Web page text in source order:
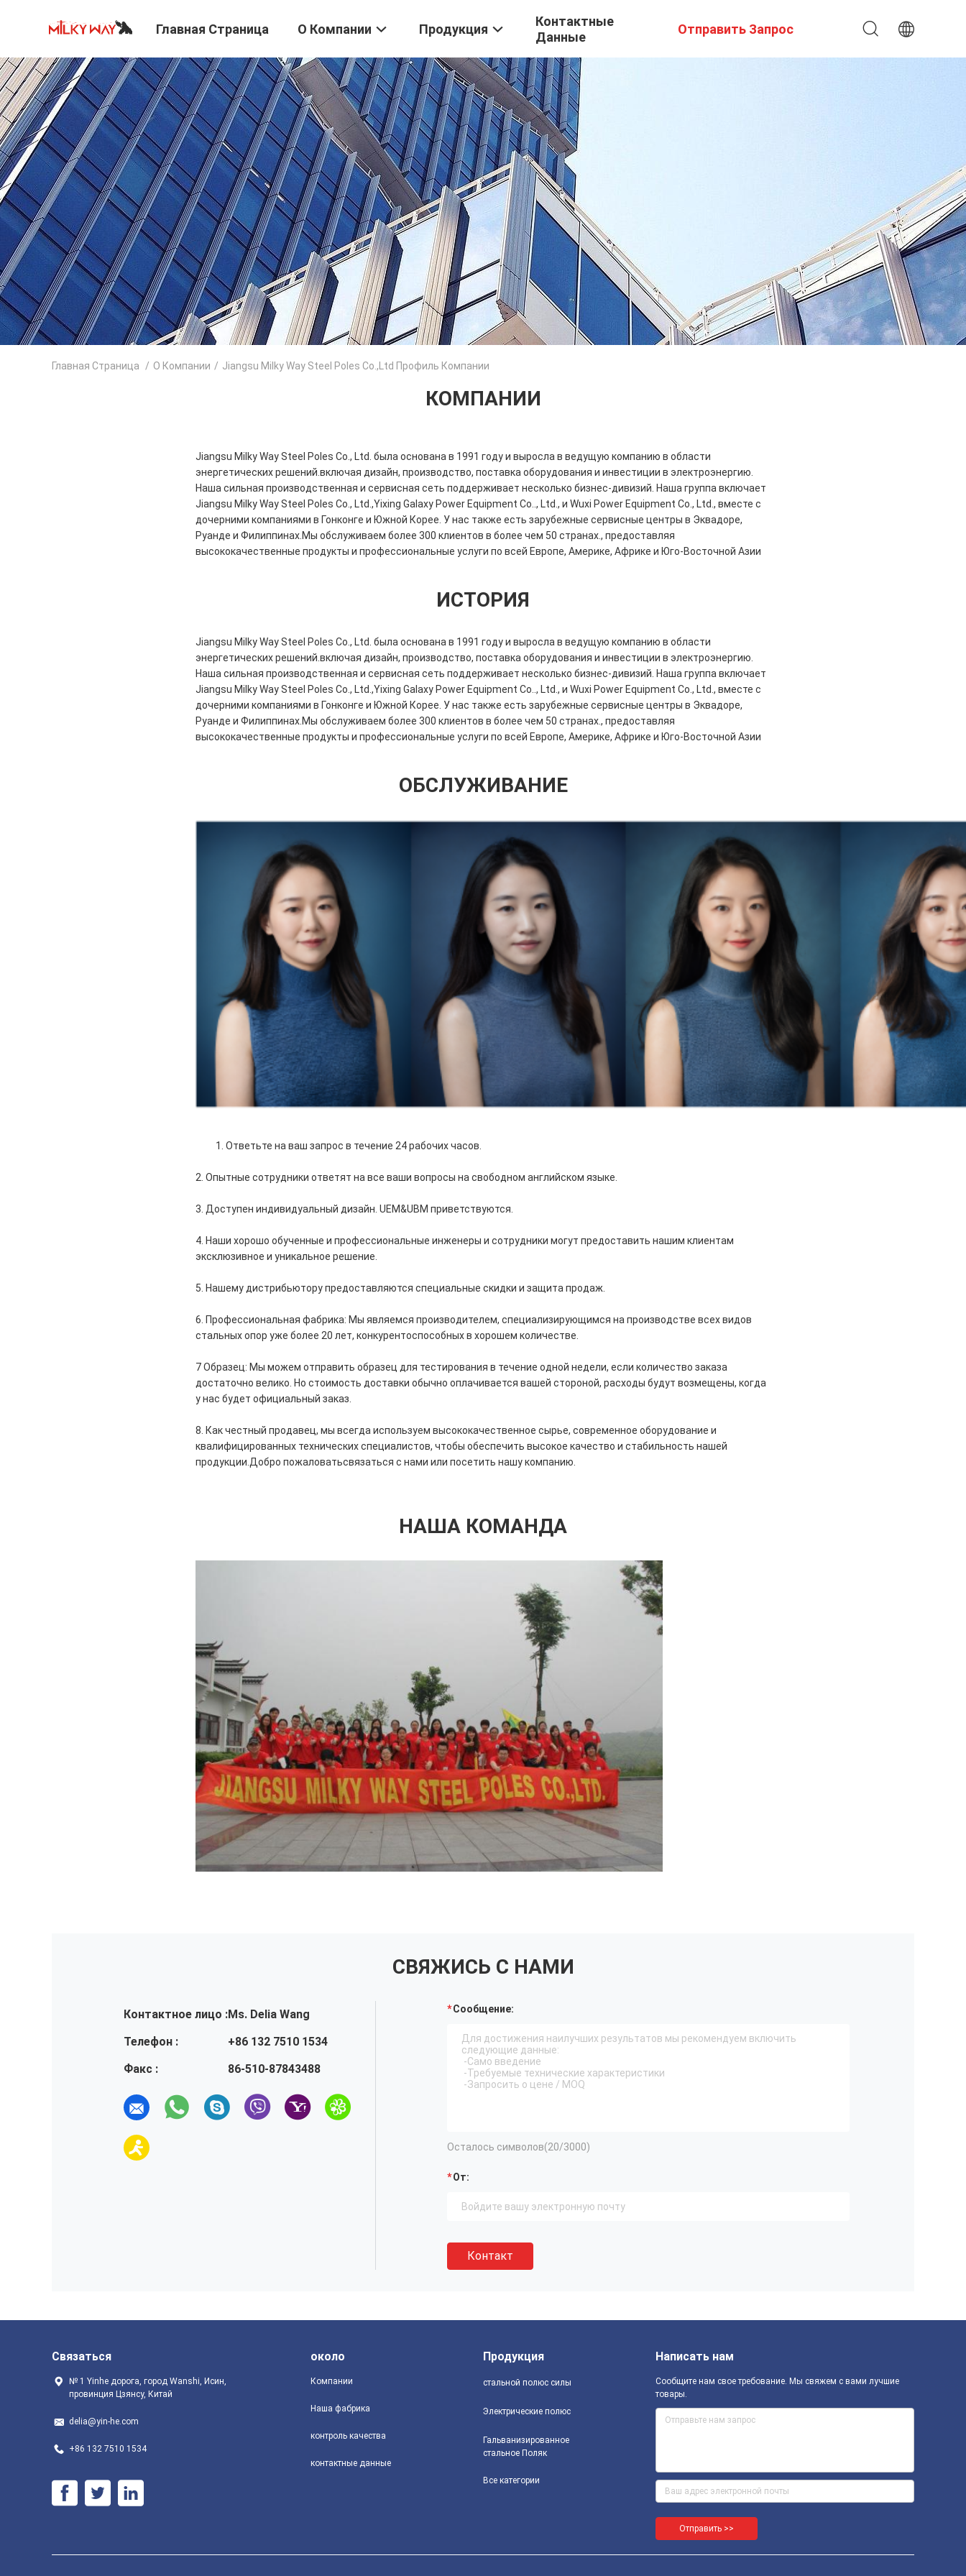
Главная Страница О Компании Продукция
Контактные
Данные
Отправить Запрос
Главная Страница / О Компании / Jiangsu Milky Way Steel Poles Co.,ltd Профиль Компании
КОМПАНИИ
Jiangsu Milky Way Steel Poles Co., Ltd. была основана в 1991 году и выросла в ведущую компанию в области
энергетических решений.включая дизайн, производство, поставка оборудования и инвестиции в электроэнергию.
Наша сильная производственная и сервисная сеть поддерживает несколько бизнес-дивизий. Наша группа включает
Jiangsu Milky Way Steel Poles Co., Ltd.,Yixing Galaxy Power Equipment Co.., Ltd., и Wuxi Power Equipment Co., Ltd., вместе с
дочерними компаниями в Гонконге и Южной Корее. У нас также есть зарубежные сервисные центры в Эквадоре,
Руанде и Филиппинах.Мы обслуживаем более 300 клиентов в более чем 50 странах., предоставляя
высококачественные продукты и профессиональные услуги по всей Европе, Америке, Африке и Юго-Восточной Азии
ИСТОРИЯ
Jiangsu Milky Way Steel Poles Co., Ltd. была основана в 1991 году и выросла в ведущую компанию в области
энергетических решений.включая дизайн, производство, поставка оборудования и инвестиции в электроэнергию.
Наша сильная производственная и сервисная сеть поддерживает несколько бизнес-дивизий. Наша группа включает
Jiangsu Milky Way Steel Poles Co., Ltd.,Yixing Galaxy Power Equipment Co.., Ltd., и Wuxi Power Equipment Co., Ltd., вместе с
дочерними компаниями в Гонконге и Южной Корее. У нас также есть зарубежные сервисные центры в Эквадоре,
Руанде и Филиппинах.Мы обслуживаем более 300 клиентов в более чем 50 странах., предоставляя
высококачественные продукты и профессиональные услуги по всей Европе, Америке, Африке и Юго-Восточной Азии
ОБСЛУЖИВАНИЕ
1. Ответьте на ваш запрос в течение 24 рабочих часов.
2. Опытные сотрудники ответят на все ваши вопросы на свободном английском языке.
3. Доступен индивидуальный дизайн. UEM&UBM приветствуются.
4. Наши хорошо обученные и профессиональные инженеры и сотрудники могут предоставить нашим клиентам
эксклюзивное и уникальное решение.
5. Нашему дистрибьютору предоставляются специальные скидки и защита продаж.
6. Профессиональная фабрика: Мы являемся производителем, специализирующимся на производстве всех видов
стальных опор уже более 20 лет, конкурентоспособных в хорошем количестве.
7 Образец: Мы можем отправить образец для тестирования в течение одной недели, если количество заказа
достаточно велико. Но стоимость доставки обычно оплачивается вашей стороной, расходы будут возмещены, когда
у нас будет официальный заказ.
8. Как честный продавец, мы всегда используем высококачественное сырье, современное оборудование и
квалифицированных технических специалистов, чтобы обеспечить высокое качество и стабильность нашей
продукции. Добро пожаловатьсвязаться с нами или посетить нашу компанию.
НАША КОМАНДА
СВЯЖИСЬ С НАМИ
Контактное лицо :Ms. Delia Wang
Телефон :
+86 132 7510 1534
Факс :
86-510-87843488
Сообщение:
Осталось символов(20/3000)
От:
Контакт
Связаться
№ 1 Yinhe дорога, город Wanshi, Исин, ​​
провинция Цзянсу, Китай
delia@yin-he.com
+86 132 7510 1534
около
Компании
Наша фабрика
контроль качества
контактные данные
Продукция
стальной полюс силы
Электрические полюс
Гальванизированное
стальное Поляк
Все категории
Написать нам
Сообщите нам свое требование. Мы свяжем с вами лучшие
товары.
Отправить >>